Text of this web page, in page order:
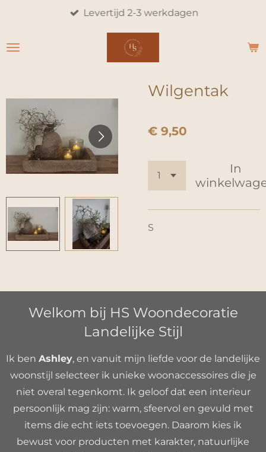
naar
Levertijd 2-3 werkdagen
Wilgentak
€ 9,50
In
S
Welkom bij HS Woondecoratie
Landelijke Stijl
Ik ben Ashley, en vanuit mijn liefde voor de landelijke
woonstijl selecteer ik unieke woonaccessoires die je
niet overal tegenkomt. Ik geloof dat een interieur
persoonlijk mag zijn: warm, sfeervol en gevuld met
items die echt iets toevoegen. Daarom kies ik
bewust voor producten met karakter, natuurlijke